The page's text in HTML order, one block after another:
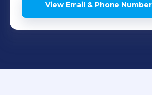
View Email & Phone